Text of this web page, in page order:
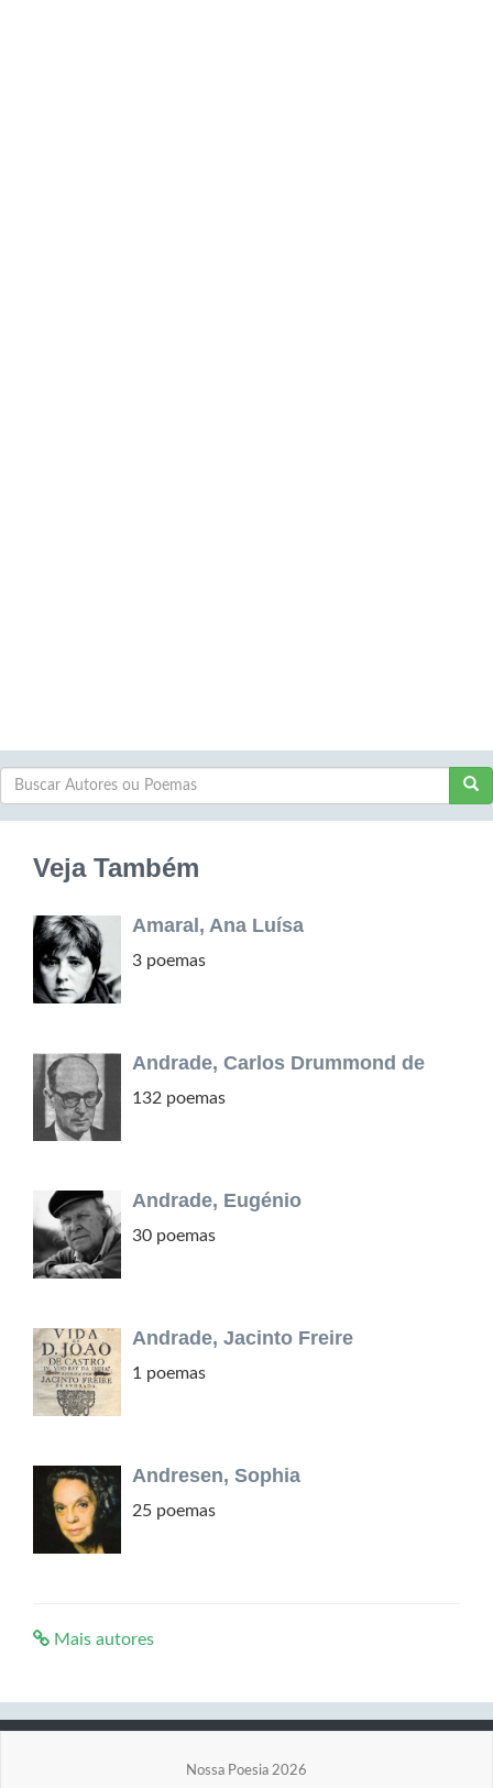
Veja Também
Amaral, Ana Luísa
3 poemas
Andrade, Carlos Drummond de
132 poemas
Andrade, Eugénio
30 poemas
Andrade, Jacinto Freire
1 poemas
Andresen, Sophia
25 poemas
Mais autores
Nossa Poesia 2026